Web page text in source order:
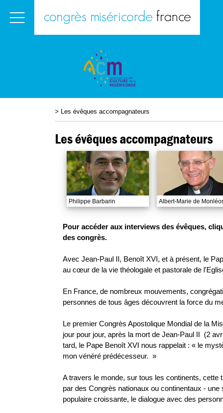
> Les évêques accompagnateurs
Les évêques accompagnateurs
Philippe Barbarin Albert-Marie de
Pour accéder aux interviews des évêques,
des congrès.
Avec Jean-Paul II, Benoît XVI, et à présent, le
au cœur de la vie théologale et pastorale de
En France, de nombreux mouvements,
personnes de tous âges découvrent la force du
Le premier Congrès Apostolique Mondial de la
jour pour jour, après la mort de Jean-Paul II (2
tard, le Pape Benoît XVI nous rappelait : « le
mon vénéré prédécesseur. »
A travers le monde, sur tous les continents, cette
par des Congrès nationaux ou continentaux -
populaire croissante, le dialogue avec des